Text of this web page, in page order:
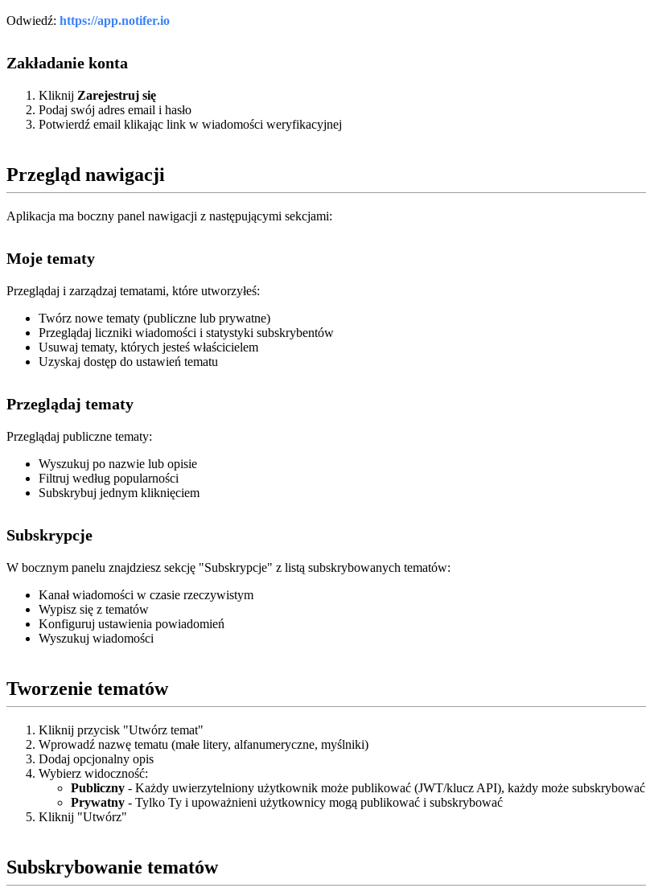
Odwiedź: https://app.notifer.io
Zakładanie konta
Kliknij Zarejestruj się
Podaj swój adres email i hasło
Potwierdź email klikając link w wiadomości weryfikacyjnej
Przegląd nawigacji
Aplikacja ma boczny panel nawigacji z następującymi sekcjami:
Moje tematy
Przeglądaj i zarządzaj tematami, które utworzyłeś:
Twórz nowe tematy (publiczne lub prywatne)
Przeglądaj liczniki wiadomości i statystyki subskrybentów
Usuwaj tematy, których jesteś właścicielem
Uzyskaj dostęp do ustawień tematu
Przeglądaj tematy
Przeglądaj publiczne tematy:
Wyszukuj po nazwie lub opisie
Filtruj według popularności
Subskrybuj jednym kliknięciem
Subskrypcje
W bocznym panelu znajdziesz sekcję "Subskrypcje" z listą subskrybowanych tematów:
Kanał wiadomości w czasie rzeczywistym
Wypisz się z tematów
Konfiguruj ustawienia powiadomień
Wyszukuj wiadomości
Tworzenie tematów
Kliknij przycisk "Utwórz temat"
Wprowadź nazwę tematu (małe litery, alfanumeryczne, myślniki)
Dodaj opcjonalny opis
Wybierz widoczność:
Publiczny - Każdy uwierzytelniony użytkownik może publikować (JWT/klucz API), każdy może subskrybować
Prywatny - Tylko Ty i upoważnieni użytkownicy mogą publikować i subskrybować
Kliknij "Utwórz"
Subskrybowanie tematów